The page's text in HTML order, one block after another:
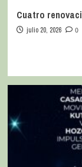
Cuatro
julio 20, 2026 0